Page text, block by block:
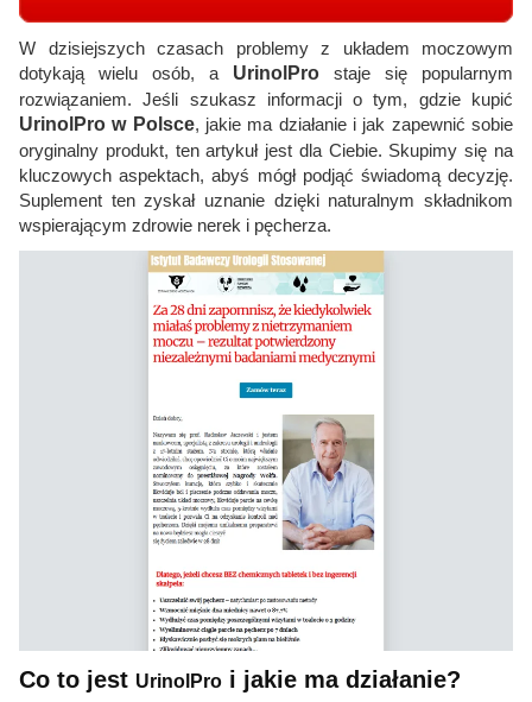
W dzisiejszych czasach problemy z układem moczowym
dotykają wielu osób, a UrinolPro staje się popularnym
rozwiązaniem. Jeśli szukasz informacji o tym, gdzie kupić
UrinolPro w Polsce, jakie ma działanie i jak zapewnić sobie
oryginalny produkt, ten artykuł jest dla Ciebie. Skupimy się na
kluczowych aspektach, abyś mógł podjąć świadomą decyzję.
Suplement ten zyskał uznanie dzięki naturalnym składnikom
wspierającym zdrowie nerek i pęcherza.
Co to jest UrinolPro i jakie ma działanie?